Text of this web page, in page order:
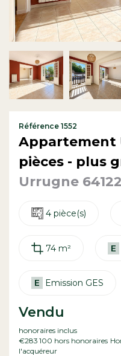
Contact
Référence 1552
Appartement
pièces - plus
Urrugne 64122
4 pièce(s)
74 m² E
E Emission GES
Vendu
honoraires inclus
€283 100 hors honoraires
l'acquéreur